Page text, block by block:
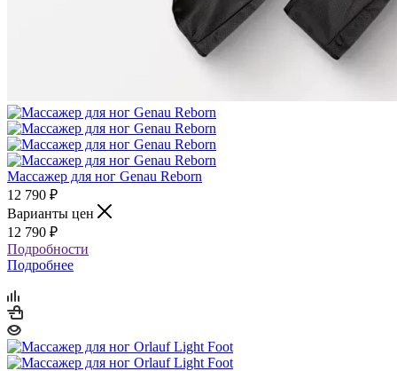
Массажер для ног Genau Reborn
12 790 ₽
Варианты цен
12 790 ₽
Подробности
Подробнее